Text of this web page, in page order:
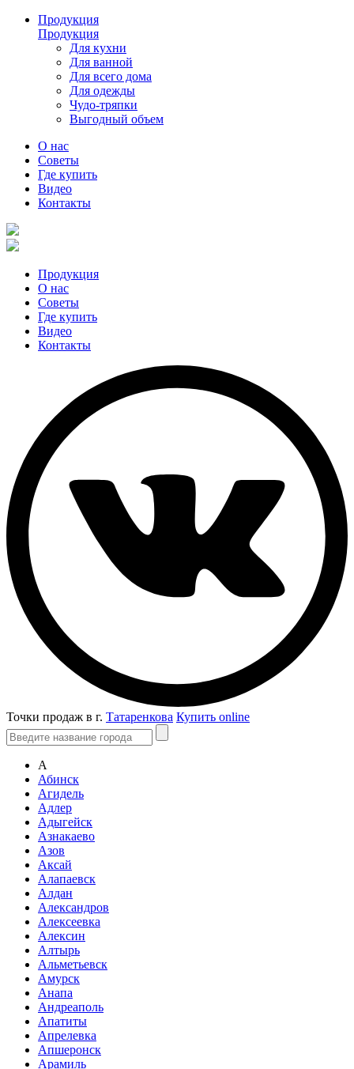
Продукция
Продукция
Для кухни
Для ванной
Для всего дома
Для одежды
Чудо-тряпки
Выгодный объем
О нас
Советы
Где купить
Видео
Контакты
Продукция
О нас
Советы
Где купить
Видео
Контакты
Точки продаж в г. Татаренкова Купить online
А
Абинск
Агидель
Адлер
Адыгейск
Азнакаево
Азов
Аксай
Алапаевск
Алдан
Александров
Алексеевка
Алексин
Алтырь
Альметьевск
Амурск
Анапа
Андреаполь
Апатиты
Апрелевка
Апшеронск
Арамиль